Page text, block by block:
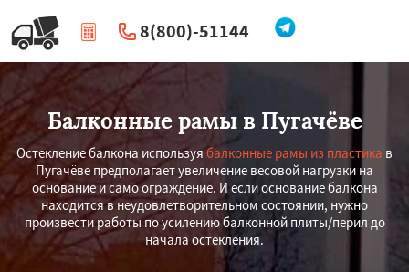
8(800)-51144
| Перезвоните мне
Балконные рамы в Пугачёве
Остекление балкона используя балконные рамы из пластика в
Пугачёве предполагает увеличение весовой нагрузки на
основание и само ограждение. И если основание балкона
находится в неудовлетворительном состоянии, нужно
произвести работы по усилению балконной плиты/перил до
начала остекления.